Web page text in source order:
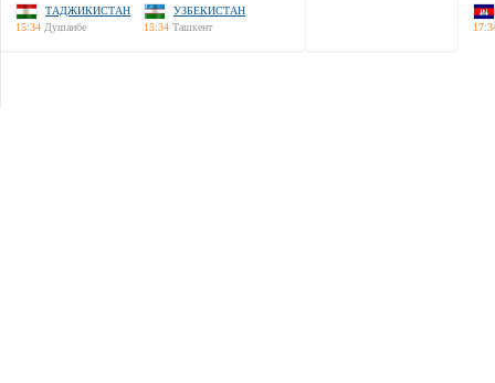
ТАДЖИКИСТАН
15:34 Душанбе
УЗБЕКИСТАН
15:34 Ташкент